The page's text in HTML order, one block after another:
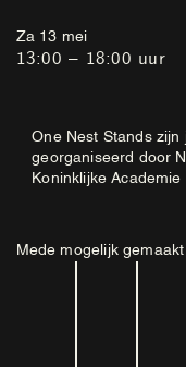
Za 13 mei
13:00 – 18:00 uur
One Nest Stands zijn
georganiseerd door
Koninklijke
Mede mogelijk